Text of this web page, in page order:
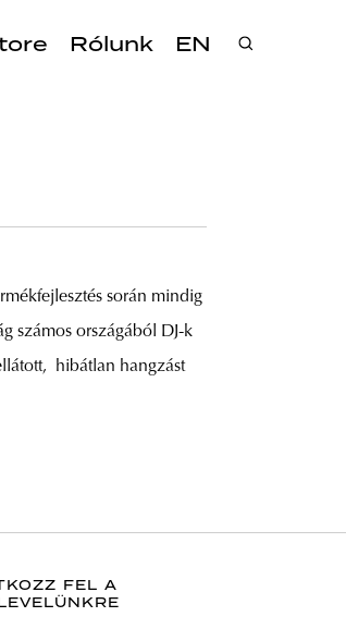
Rólunk EN
során mindig
számos országából DJ-k
hibátlan hangzást
FEL A